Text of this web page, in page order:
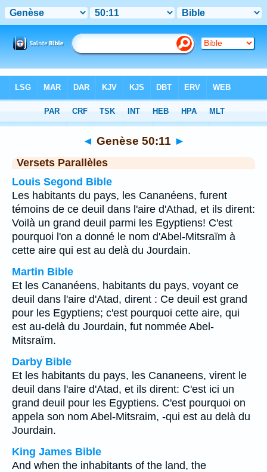
Chapitre 50 > Verset 11
◄ Genèse 50:11 ►
Versets Parallèles
Louis Segond Bible
Les habitants du pays, les Cananéens, furent
témoins de ce deuil dans l'aire d'Athad, et ils dirent:
Voilà un grand deuil parmi les Egyptiens! C'est
pourquoi l'on a donné le nom d'Abel-Mitsraïm à
cette aire qui est au delà du Jourdain.
Martin Bible
Et les Cananéens, habitants du pays, voyant ce
deuil dans l'aire d'Atad, dirent : Ce deuil est grand
pour les Egyptiens; c'est pourquoi cette aire, qui
est au-delà du Jourdain, fut nommée Abel-
Mitsraïm.
Darby Bible
Et les habitants du pays, les Cananeens, virent le
deuil dans l'aire d'Atad, et ils dirent: C'est ici un
grand deuil pour les Egyptiens. C'est pourquoi on
appela son nom Abel-Mitsraim, -qui est au delà du
Jourdain.
King James Bible
And when the inhabitants of the land, the